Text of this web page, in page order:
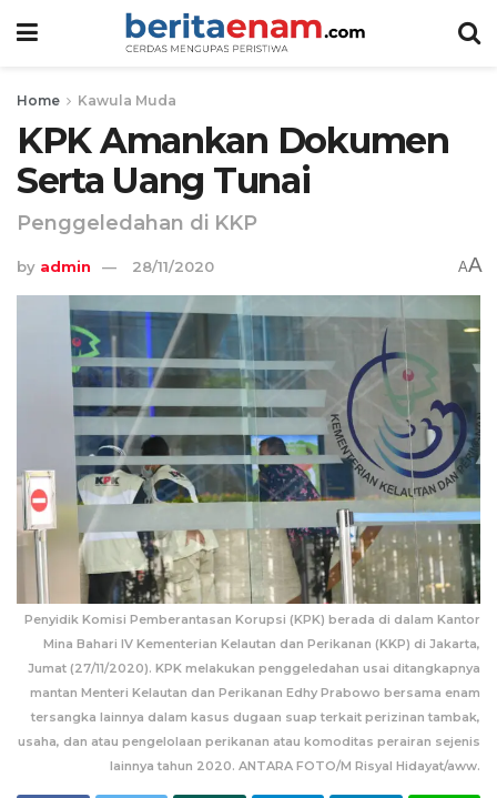
Home Kawula Muda
KPK Amankan Dokumen
Serta Uang Tunai
Penggeledahan di KKP
by admin 28/11/2020 AA
Penyidik Komisi Pemberantasan Korupsi (KPK) berada di dalam Kantor
Mina Bahari IV Kementerian Kelautan dan Perikanan (KKP) di Jakarta,
Jumat (27/11/2020). KPK melakukan penggeledahan usai ditangkapnya
mantan Menteri Kelautan dan Perikanan Edhy Prabowo bersama enam
tersangka lainnya dalam kasus dugaan suap terkait perizinan tambak,
usaha, dan atau pengelolaan perikanan atau komoditas perairan sejenis
lainnya tahun 2020. ANTARA FOTO/M Risyal Hidayat/aww.